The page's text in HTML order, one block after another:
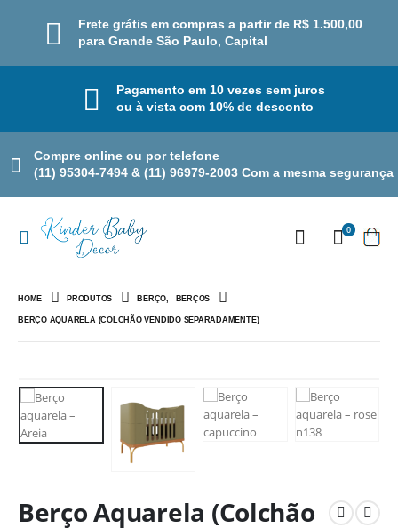
Frete grátis em compras a partir de R$ 1.500,00
para Grande São Paulo, Capital
Pagamento em 10 vezes sem juros
ou à vista com 10% de desconto
Compre online ou por telefone
(11) 95304-7494 & (11) 96979-2003 Com a mesma segurança
0
HOME PRODUTOS BERÇO, BERÇOS
BERÇO AQUARELA (COLCHÃO VENDIDO SEPARADAMENTE)
Berço Aquarela (Colchão